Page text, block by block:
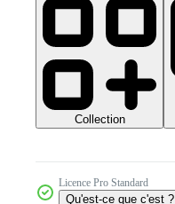
Collection
Licence Pro Standard
Qu'est-ce que c'est ?